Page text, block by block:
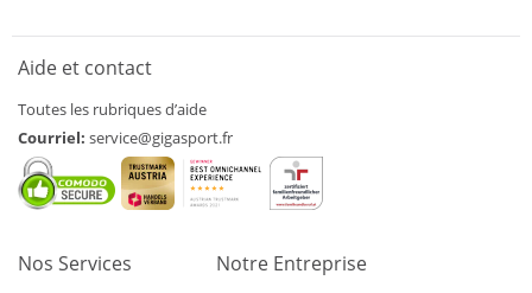
Aide et contact
Toutes les rubriques d’aide
Courriel: service@gigasport.fr
Nos Services Notre Entreprise